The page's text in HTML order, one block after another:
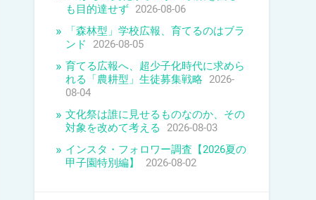
も目的達せず 2026-08-06
「森林型」学校広報、育てるのはブラ
ンド
2026-08-05
育てる広報へ、超少子化時代に求めら
れる「農耕型」生徒募集戦略 2026-
08-04
文化祭は誰に見せるものなのか、その
対象を改めて考える
2026-08-03
インスタ・フォロワー調査【2026夏の
甲子園特別編】
2026-08-02